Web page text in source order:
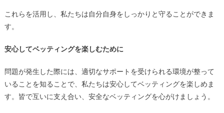
これらを活用し、私たちは自分自身をしっかりと守ることができま
す。
安心してベッティングを楽しむために
問題が発生した際には、適切なサポートを受けられる環境が整って
いることを知ることで、私たちは安心してベッティングを楽しめま
す。皆で互いに支え合い、安全なベッティングを心がけましょう。